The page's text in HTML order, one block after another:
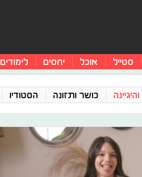
סטייל אוכל יחסים לימודים
כושר ותזונה הסטודיו